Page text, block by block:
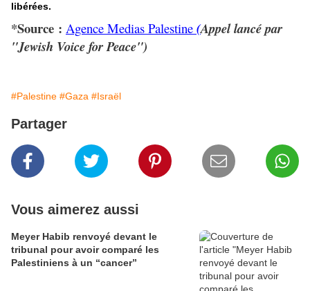
libérées.
*Source : Agence Medias Palestine (Appel lancé par
"Jewish Voice for Peace")
#Palestine #Gaza #Israël
Partager
Vous aimerez aussi
Meyer Habib renvoyé devant le
tribunal pour avoir comparé les
Palestiniens à un “cancer”